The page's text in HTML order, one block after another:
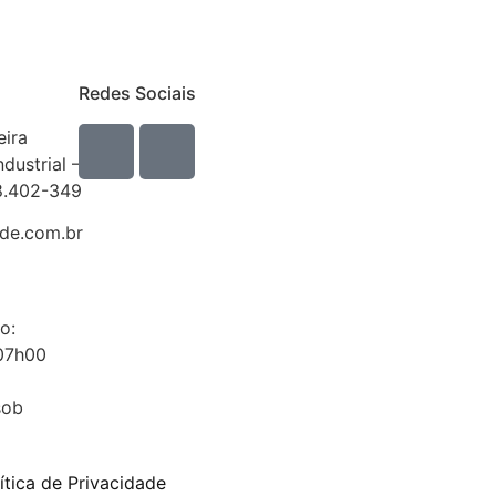
–
349
Redes Sociais
de Privacidade